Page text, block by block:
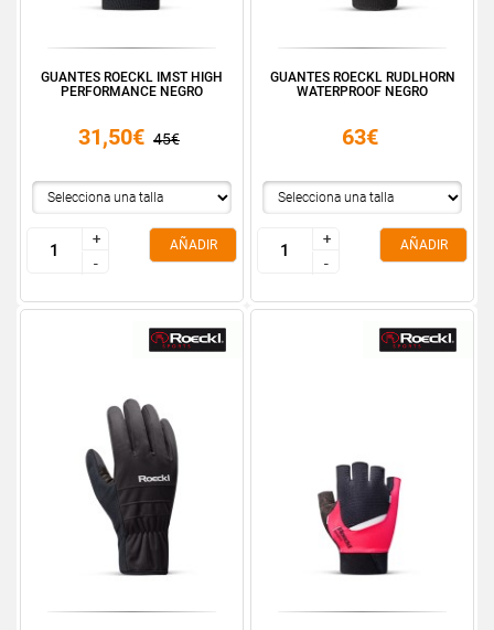
GUANTES ROECKL IMST HIGH
PERFORMANCE NEGRO
31,50€ 45€
+
-
+
-
AÑADIR
GUANTES ROECKL RUDLHORN
WATERPROOF NEGRO
63€
+
-
+
-
AÑADIR